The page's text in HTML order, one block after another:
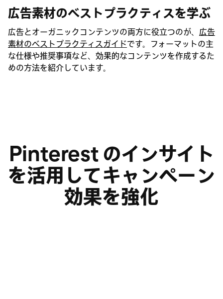
広告素材のベストプラクティスを学ぶ
広告とオーガニックコンテンツの両方に役立つのが、 広告
素材のベストプラクティスガイドです。フォーマットの主
な仕様や推奨事項など、効果的なコンテンツを作成するた
めの方法を紹介しています。
Pinterest のインサイト
を活用してキャンペーン
効果を強化